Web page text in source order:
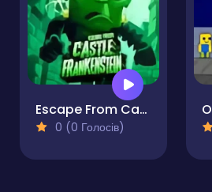
Escape From Castle Frankenstein
0 (0 Голосів)